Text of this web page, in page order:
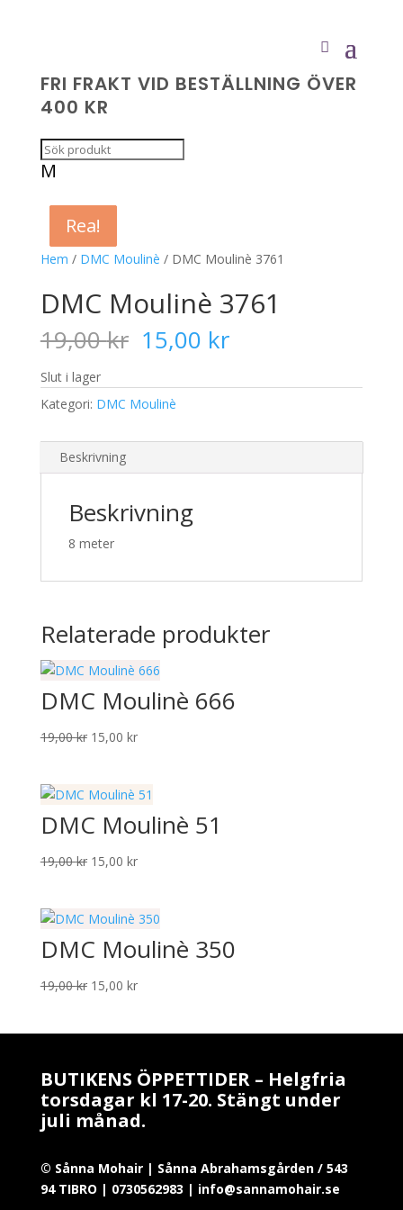
FRI FRAKT VID BESTÄLLNING ÖVER
400 KR
M
Hem / DMC Moulinè / DMC Moulinè 3761
Rea!
DMC Moulinè 3761
19,00kr Det
ursprungliga
priset
var:
15,00 krDet
priset
Slut i lager
Kategori: DMC Moulinè
Beskrivning
Beskrivning
8 meter
Relaterade produkter
Rea!
DMC Moulinè 666
19,00kr Det
var:
19,00 kr.
15,00 krDet
är:
15,00 kr.
Rea!
DMC Moulinè 51
19,00kr Det
var:
19,00 kr.
15,00 krDet
är:
15,00 kr.
Rea!
DMC Moulinè 350
19,00kr Det
15,00 krDet
15,00 kr.
BUTIKENS ÖPPETTIDER – Helgfria
torsdagar kl 17-20. Stängt under
juli månad.
© Sånna Mohair | Sånna Abrahamsgården / 543
94 TIBRO | 0730562983 | info@sannamohair.se